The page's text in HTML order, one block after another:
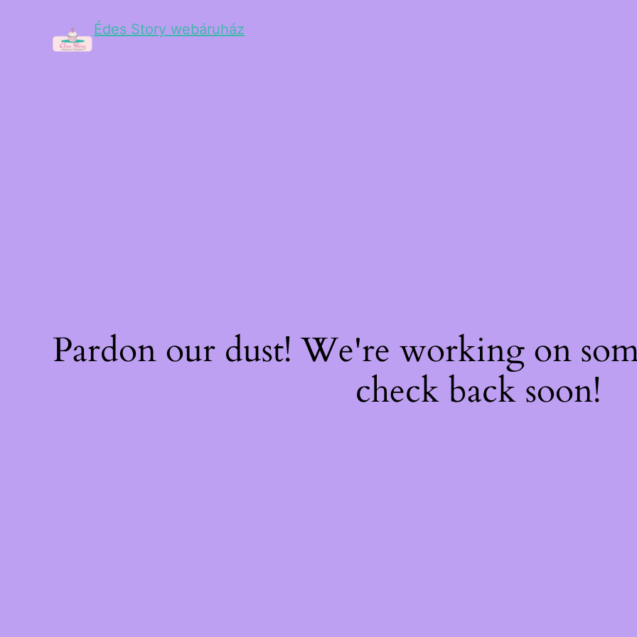
Édes Story webáruház
Pardon our dust! We're working on
check back soon!